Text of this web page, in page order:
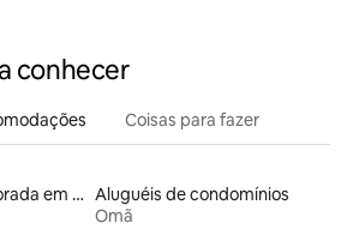
conhecer
Coisas para fazer
Aluguéis por temporada em hotéis-fazenda Aluguéis de condomínios
Omã